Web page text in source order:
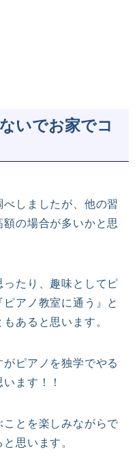
いでお家でコ
しましたが、他の習
の場合が多いかと思
ったり、趣味としてピ
アノ教室に通う』と
あると思います。
ピアノを独学でやる
ます！！
とを楽しみながらで
思います。